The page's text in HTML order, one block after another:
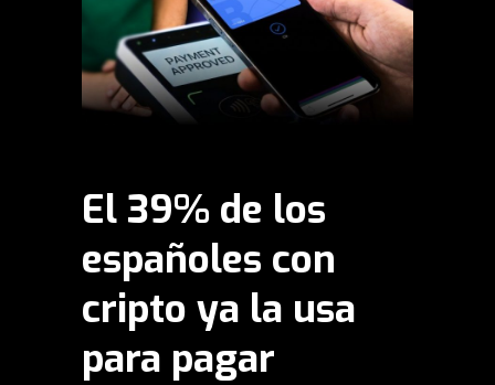
El 39% de los
españoles con
cripto ya la usa
para pagar